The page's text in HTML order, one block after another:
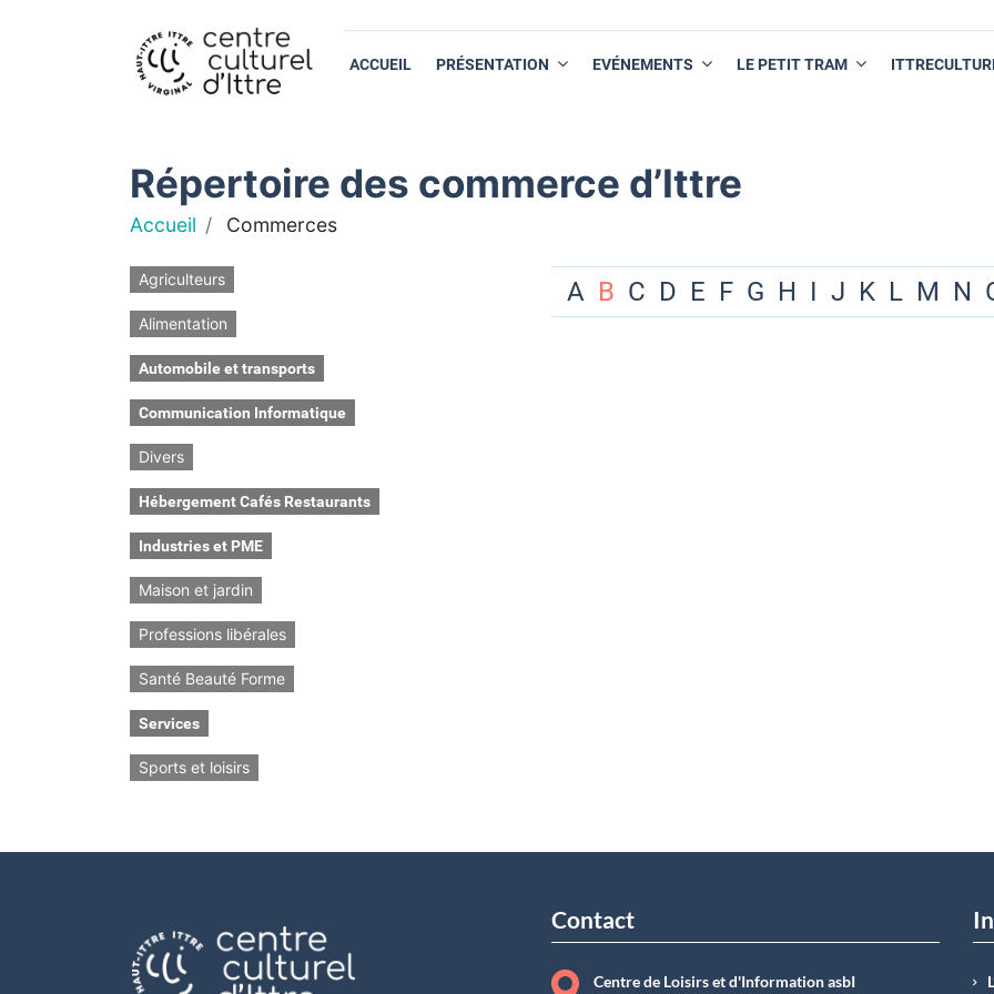
ACCUEIL PRÉSENTATION EVÉNEMENTS LE PETIT TRAM
Répertoire des commerce d’Ittre
Accueil Commerces
Agriculteurs
Alimentation
Automobile et transports
Communication Informatique
Divers
Hébergement Cafés Restaurants
Industries et PME
Maison et jardin
Professions libérales
Santé Beauté Forme
Services
Sports et loisirs
A B C D E F G H I J K L M N
Contact
Centre de Loisirs et d'Information asbI